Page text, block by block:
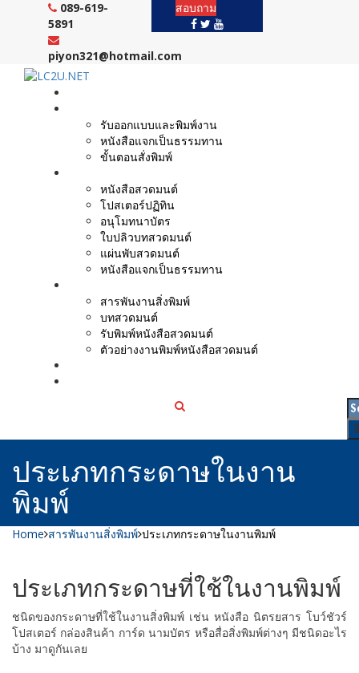
089-619-
5891
piyon321@hotmail.com
สอบถาม
รับออกแบบและพิมพ์งาน
หนังสือแจกเป็นธรรมทาน
ขั้นตอนสั่งพิมพ์
หนังสือสวดมนต์
โปสเตอร์ปฏิทิน
อนุโมทนาบัตร
ใบปลิวบทสวดมนต์
แผ่นพับสวดมนต์
หนังสือแจกเป็นธรรมทาน
สารพันงานสิ่งพิมพ์
บทสวดมนต์
รับพิมพ์หนังสือสวดมนต์
ตัวอย่างงานพิมพ์หนังสือสวดมนต์
ประเภทกระดาษในงาน
พิมพ์
Home สารพันงานสิ่งพิมพ์ ประเภทกระดาษในงานพิมพ์
ประเภทกระดาษที่ใช้ในงานพิมพ์
ชนิดของกระดาษที่ใช้ในงานสิ่งพิมพ์ เช่น หนังสือ นิตรยสาร โบว์ชัวร์
โปสเตอร์ กล่องสินค้า การ์ด นามบัตร หรือสื่อสิ่งพิมพ์ต่างๆ มีชนิดอะไร
บ้าง มาดูกันเลย